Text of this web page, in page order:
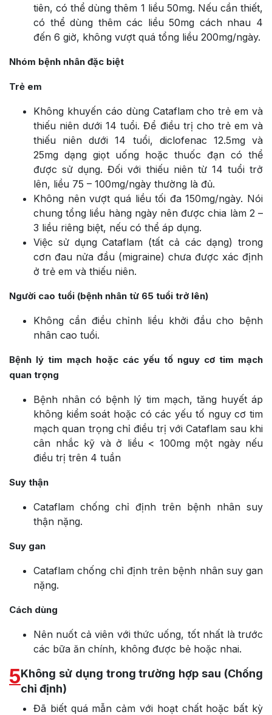
tiên, có thể dùng thêm 1 liều 50mg. Nếu cần thiết,
có thể dùng thêm các liều 50mg cách nhau 4
đến 6 giờ, không vượt quá tổng liều 200mg/ngày.
Nhóm bệnh nhân đặc biệt
Trẻ em
Không khuyến cáo dùng Cataflam cho trẻ em và
thiếu niên dưới 14 tuổi. Để điều trị cho trẻ em và
thiếu niên dưới 14 tuổi, diclofenac 12.5mg và
25mg dạng giọt uống hoặc thuốc đạn có thể
được sử dụng. Đối với thiếu niên từ 14 tuổi trở
lên, liều 75 – 100mg/ngày thường là đủ.
Không nên vượt quá liều tối đa 150mg/ngày. Nói
chung tổng liều hàng ngày nên được chia làm 2 –
3 liều riêng biệt, nếu có thể áp dụng.
Việc sử dụng Cataflam (tất cả các dạng) trong
cơn đau nửa đầu (migraine) chưa được xác định
ở trẻ em và thiếu niên.
Người cao tuổi (bệnh nhân từ 65 tuổi trở lên)
Không cần điều chỉnh liều khởi đầu cho bệnh
nhân cao tuổi.
Bệnh lý tim mạch hoặc các yếu tố nguy cơ tim mạch
quan trọng
Bệnh nhân có bệnh lý tim mạch, tăng huyết áp
không kiểm soát hoặc có các yếu tố nguy cơ tim
mạch quan trọng chỉ điều trị với Cataflam sau khi
cân nhắc kỹ và ở liều < 100mg một ngày nếu
điều trị trên 4 tuần
Suy thận
Cataflam chống chỉ định trên bệnh nhân suy
thận nặng.
Suy gan
Cataflam chống chỉ định trên bệnh nhân suy gan
nặng.
Cách dùng
Nên nuốt cả viên với thức uống, tốt nhất là trước
các bữa ăn chính, không được bẻ hoặc nhai.
5Không sử dụng trong trường hợp sau (Chống
chỉ định)
Đã biết quá mẫn cảm với hoạt chất hoặc bất kỳ